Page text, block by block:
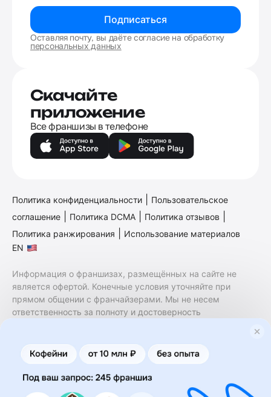
Подписаться
Оставляя почту, вы даёте согласие на обработку
персональных данных
Скачайте
приложение
Все франшизы в телефоне
Политика конфиденциальности
Пользовательское
соглашение
Политика DCMA Политика отзывов
Политика ранжирования
Использование материалов
EN
Информация о франшизах, размещённых на сайте не
является офертой. Конечные условия уточняйте при
прямом общении с франчайзерами. Мы не несем
ответственность за полноту и достоверность
финансовые услуги. Заключение договоров
коммерческой концессии (франчайзинга) осуществляется
правообладателями/их представителями. Бизнесменс.ру
не является посредником или представителем